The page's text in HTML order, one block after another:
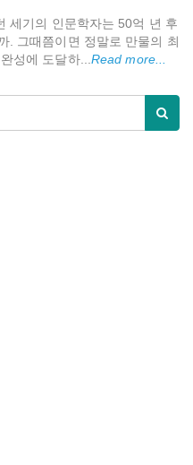
세기의 인문학자는 50억 년 후
. 그때쯤이면 정말로 만물의 최
성에 도달하... Read more...